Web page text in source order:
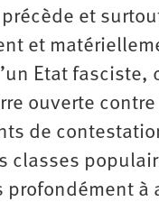
et
et
Etat fasciste,
ouverte contre
de
classes
profondément à